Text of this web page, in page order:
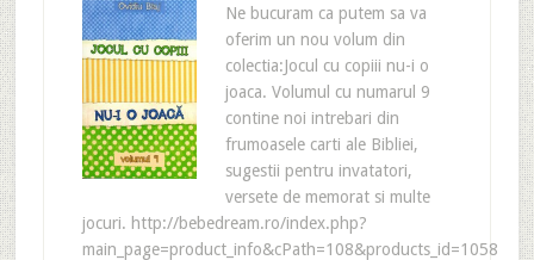
Ne bucuram ca putem sa va
oferim un nou volum din
colectia:Jocul cu copiii nu-i o
joaca. Volumul cu numarul 9
contine noi intrebari din
frumoasele carti ale Bibliei,
sugestii pentru invatatori,
versete de memorat si multe
jocuri. http://bebedream.ro/index.php?
main_page=product_info&cPath=108&products_id=1058